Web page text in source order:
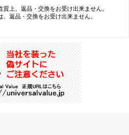
質上、返品・交換をお受け出来ません。
、返品・交換をお受け出来ません。